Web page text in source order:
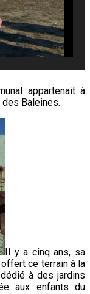
appartenait à
des Baleines.
Il y a cinq ans, sa
ce terrain à la
à des jardins
aux enfants du